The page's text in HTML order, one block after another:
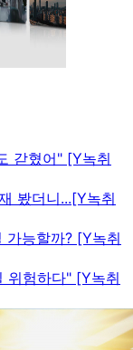
갇혔어" [Y녹취
봤더니...[Y녹취
가능할까? [Y녹취
위험하다" [Y녹취